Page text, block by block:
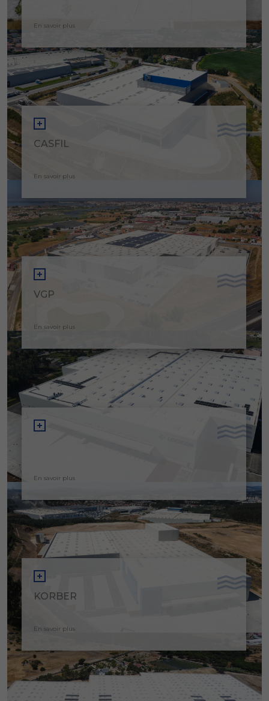
En savoir plus
CASFIL
En savoir plus
VGP
En savoir plus
En savoir plus
KORBER
En savoir plus